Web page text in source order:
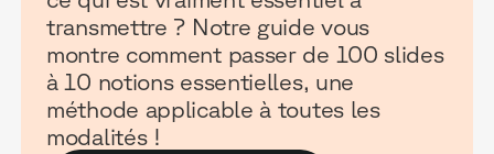
transmettre ? Notre guide vous
montre comment passer de 100 slides
à 10 notions essentielles, une
méthode applicable à toutes les
modalités !